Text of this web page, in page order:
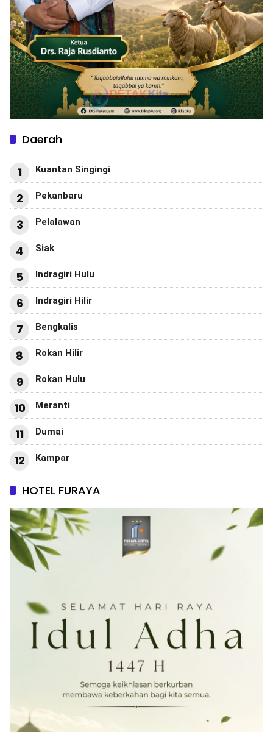
Daerah
1 Kuantan Singingi
2 Pekanbaru
3 Pelalawan
4 Siak
5 Indragiri Hulu
6 Indragiri Hilir
7 Bengkalis
8 Rokan Hilir
9 Rokan Hulu
10 Meranti
11 Dumai
12 Kampar
HOTEL FURAYA